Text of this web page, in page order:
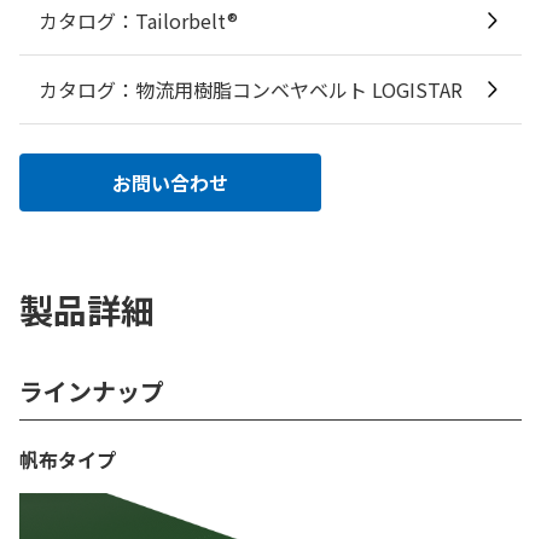
カタログ：Tailorbelt®
カタログ：物流用樹脂コンベヤベルト LOGISTAR
お問い合わせ
製品詳細
ラインナップ
帆布タイプ